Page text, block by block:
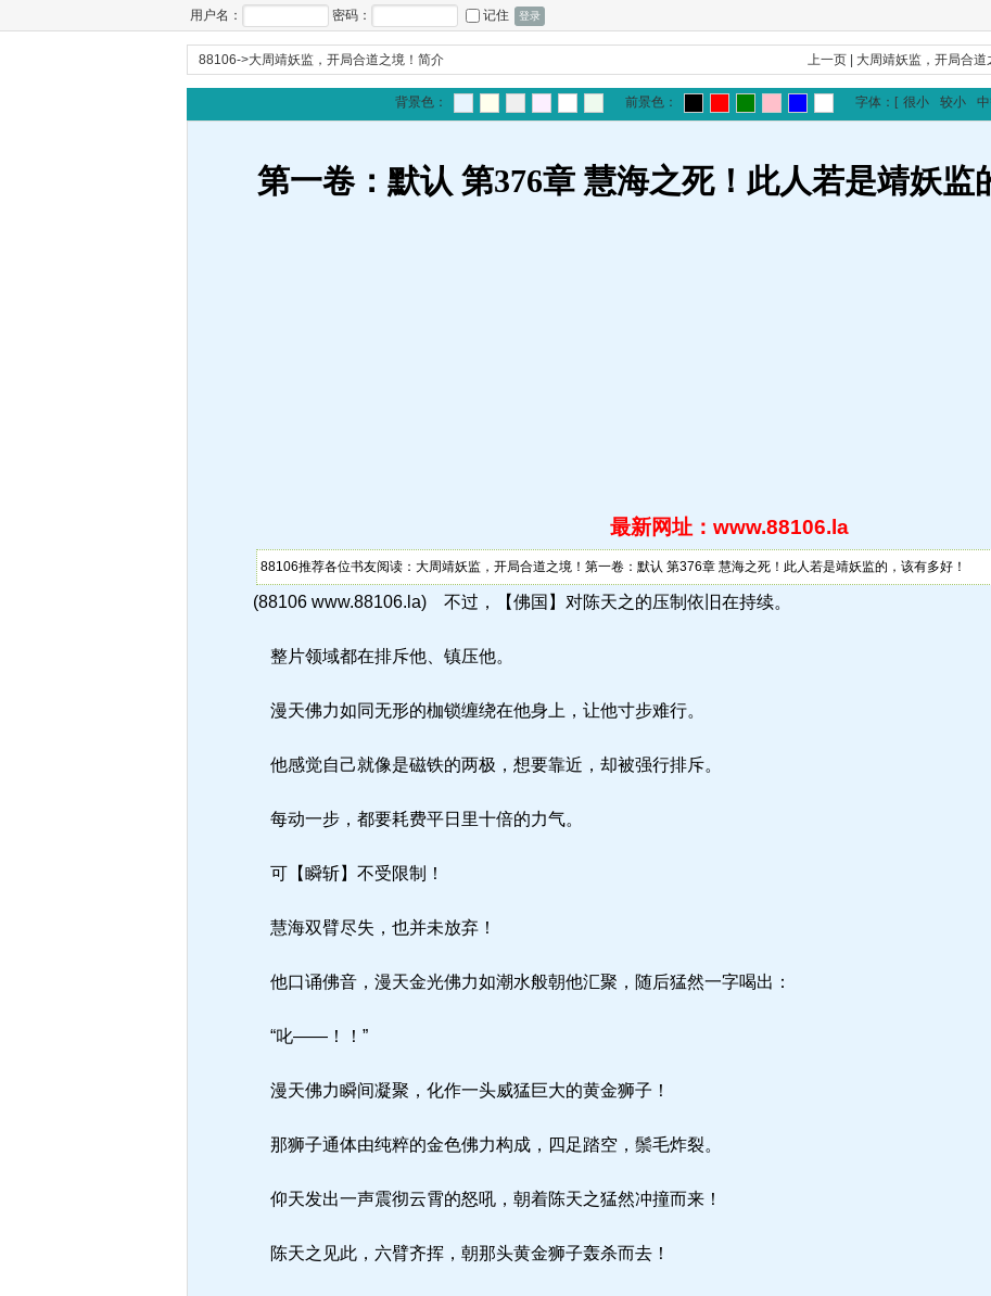
用户名： 密码： 记住
88106->大周靖妖监，开局合道之境！简介 上一页 大周靖妖监，开局合道
背景色： 前景色： 字体： [ 很小 较小
第一卷：默认 第376章 慧海之死！此人若是靖妖监
最新网址：www.88106.la
88106推荐各位书友阅读：大周靖妖监，开局合道之境！第一卷：默认 第376章 慧海之死！此人若是靖妖监的，该有多好！
(88106 www.88106.la) 不过，【佛国】对陈天之的压制依旧在持续。
整片领域都在排斥他、镇压他。
漫天佛力如同无形的枷锁缠绕在他身上，让他寸步难行。
他感觉自己就像是磁铁的两极，想要靠近，却被强行排斥。
每动一步，都要耗费平日里十倍的力气。
可【瞬斩】不受限制！
慧海双臂尽失，也并未放弃！
他口诵佛音，漫天金光佛力如潮水般朝他汇聚，随后猛然一字喝出：
“叱——！！”
漫天佛力瞬间凝聚，化作一头威猛巨大的黄金狮子！
那狮子通体由纯粹的金色佛力构成，四足踏空，鬃毛炸裂。
仰天发出一声震彻云霄的怒吼，朝着陈天之猛然冲撞而来！
陈天之见此，六臂齐挥，朝那头黄金狮子轰杀而去！